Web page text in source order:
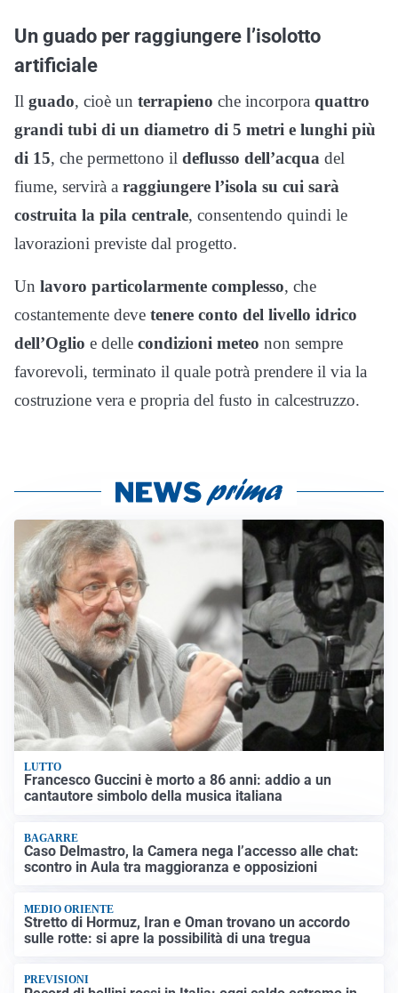
Un guado per raggiungere l’isolotto
artificiale
Il guado, cioè un terrapieno che incorpora quattro
grandi tubi di un diametro di 5 metri e lunghi più
di 15, che permettono il deflusso dell’acqua del
fiume, servirà a raggiungere l’isola su cui sarà
costruita la pila centrale, consentendo quindi le
lavorazioni previste dal progetto.
Un lavoro particolarmente complesso, che
costantemente deve tenere conto del livello idrico
dell’Oglio e delle condizioni meteo non sempre
favorevoli, terminato il quale potrà prendere il via la
costruzione vera e propria del fusto in calcestruzzo.
LUTTO
Francesco Guccini è morto a 86 anni: addio a un
cantautore simbolo della musica italiana
BAGARRE
Caso Delmastro, la Camera nega l’accesso alle chat:
scontro in Aula tra maggioranza e opposizioni
MEDIO ORIENTE
Stretto di Hormuz, Iran e Oman trovano un accordo
sulle rotte: si apre la possibilità di una tregua
PREVISIONI